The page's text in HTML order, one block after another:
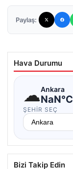
Paylaş:
Hava Durumu
☁Ankara
NaN°C
ŞEHIR SEÇ
Bizi Takip Edin